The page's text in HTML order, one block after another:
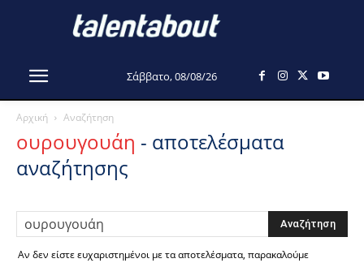
Σάββατο, 08/08/26
Αρχική Αναζήτηση
ουρουγουάη - αποτελέσματα
αναζήτησης
Αν δεν είστε ευχαριστημένοι με τα αποτελέσματα, παρακαλούμε